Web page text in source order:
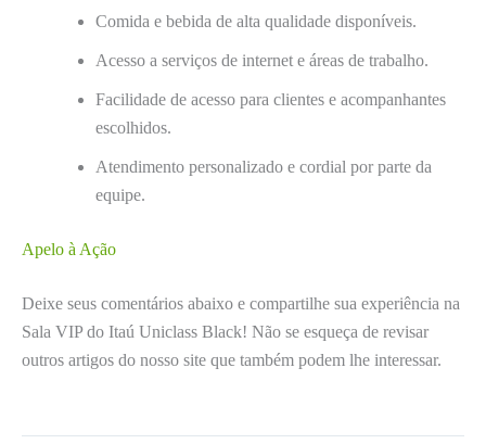
Comida e bebida de alta qualidade disponíveis.
Acesso a serviços de internet e áreas de trabalho.
Facilidade de acesso para clientes e acompanhantes
escolhidos.
Atendimento personalizado e cordial por parte da
equipe.
Apelo à Ação
Deixe seus comentários abaixo e compartilhe sua experiência na
Sala VIP do Itaú Uniclass Black! Não se esqueça de revisar
outros artigos do nosso site que também podem lhe interessar.